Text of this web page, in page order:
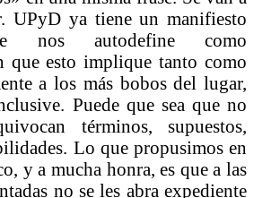
UPyD ya tiene un manifiesto
nos autodefine como
que esto implique tanto como
a los más bobos del lugar,
Puede que sea que no
términos, supuestos,
Lo que propusimos en
y a mucha honra, es que a las
no se les abra expediente